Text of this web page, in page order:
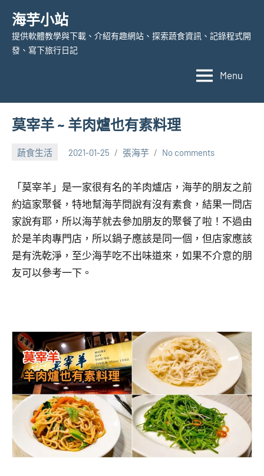
content
海芋小站
提供軟體教學與下載、介紹有趣網站、探索蔬食資訊、記錄程式開
發、寫下旅行日記
Menu
莫宰羊 ~ 羊肉爐也有素料理
蔬食生活 2021-01-25 張海芋 No comments
「莫宰羊」是一家很有名的羊肉爐店，海芋的朋友之前
約這家聚餐，特地幫海芋問說有沒有素食，結果一問店
家說有耶，所以海芋就去參加朋友的聚餐了啦！不過由
於是羊肉專門店，所以鍋子應該是同一個，但店家應該
是有洗乾淨，至少海芋吃不出味道來，如果不介意的朋
友可以參考一下。